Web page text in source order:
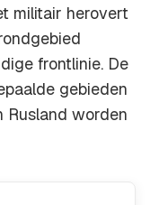
militair herovert
frontlinie. De
gebieden
Rusland worden